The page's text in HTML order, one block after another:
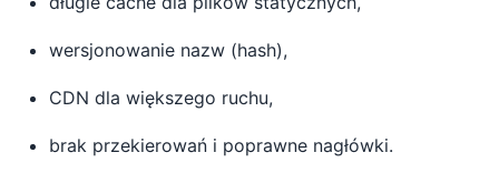
wersjonowanie nazw (hash),
CDN dla większego ruchu,
brak przekierowań i poprawne nagłówki.